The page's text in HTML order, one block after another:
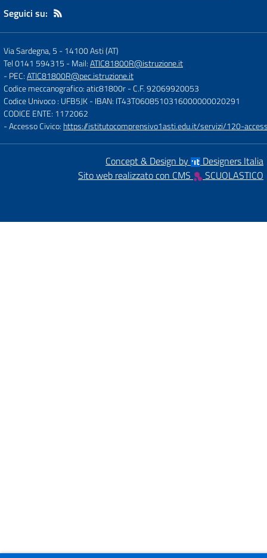
Seguici su:
Via Sardegna, 5 -14100 Asti (AT)
Tel 0141 594315 - Mail:ATIC81800R@istruzione.it
- PEC:ATIC81800R@pec.istruzione.it
Codice meccanografico: atic81800r- C.F. 92069920053
Codice Univoco : UFB5JK- IBAN: IT43T0608510316000000020291
CODICE ENTE: 1172062
- Accesso Civico: https://istitutocomprensivo1asti.edu.it/servizi/120-
Concept & Design by
Designers Italia
Sito web realizzato con CMS
SCUOLASTICO